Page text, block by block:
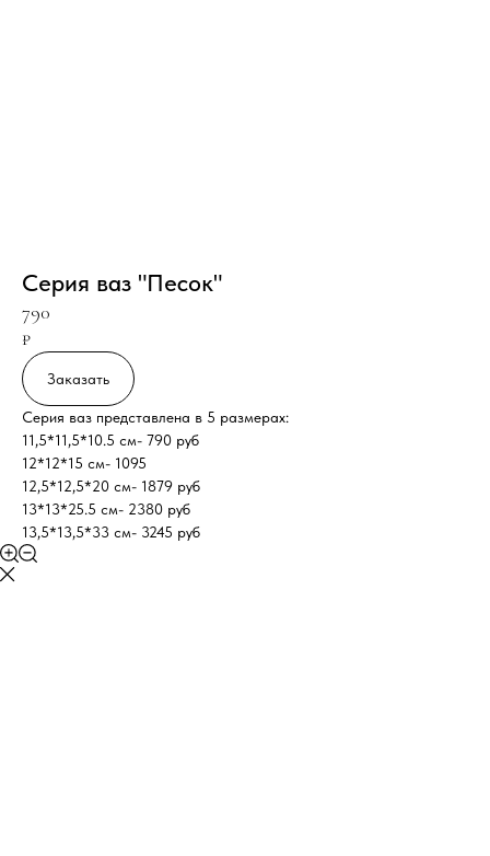
Серия ваз "Песок"
790
₽
Заказать
Серия ваз представлена в 5 размерах:
11,5*11,5*10.5 см- 790 руб
12*12*15 см- 1095
12,5*12,5*20 см- 1879 руб
13*13*25.5 см- 2380 руб
13,5*13,5*33 см- 3245 руб